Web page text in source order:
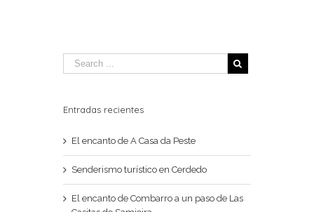
Entradas recientes
El encanto de A Casa da Peste
Senderismo turístico en Cerdedo
El encanto de Combarro a un paso de Las